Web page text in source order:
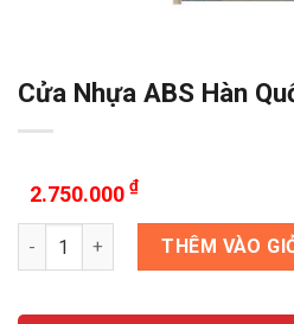
Cửa Nhựa ABS Hàn
2.750.000 ₫
Cửa Nhựa ABS Hàn Quốc GTD
THÊM VÀO